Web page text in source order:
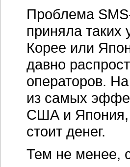
Проблема
приняла
Корее или
давно
операторов.
из самых
США и Япония,
стоит денег.
Тем не менее,